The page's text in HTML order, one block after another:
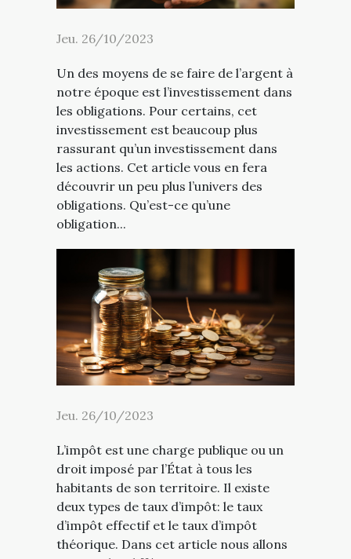
Jeu. 26/10/2023
Un des moyens de se faire de l’argent à
notre époque est l’investissement dans
les obligations. Pour certains, cet
investissement est beaucoup plus
rassurant qu’un investissement dans
les actions. Cet article vous en fera
découvrir un peu plus l’univers des
obligations. Qu’est-ce qu’une
obligation...
Jeu. 26/10/2023
L’impôt est une charge publique ou un
droit imposé par l’État à tous les
habitants de son territoire. Il existe
deux types de taux d’impôt: le taux
d’impôt effectif et le taux d’impôt
théorique. Dans cet article nous allons